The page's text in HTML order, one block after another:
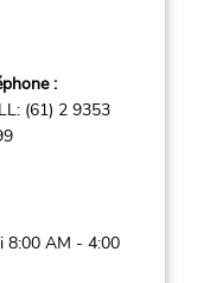
:
(61) 2 9353
8:00 AM - 4:00